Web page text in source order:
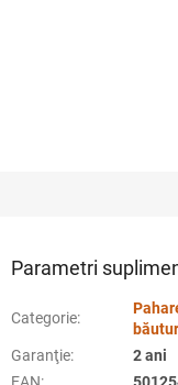
Parametri
Categorie:
Garanţie:
2 ani